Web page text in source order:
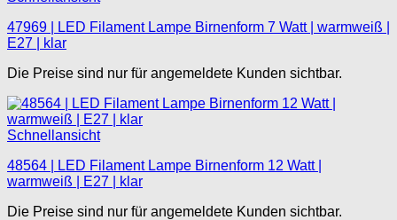
47969 | LED Filament Lampe Birnenform 7 Watt | warmweiß |
E27 | klar
Die Preise sind nur für angemeldete Kunden sichtbar.
Schnellansicht
48564 | LED Filament Lampe Birnenform 12 Watt |
warmweiß | E27 | klar
Die Preise sind nur für angemeldete Kunden sichtbar.